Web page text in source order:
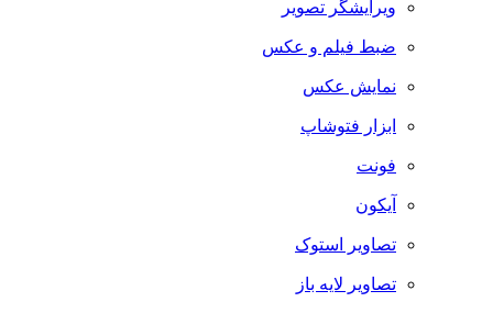
ویرایشگر تصویر
ضبط فيلم و عكس
نمایش عکس
ابزار فتوشاپ
فونت
آیکون
تصاویر استوک
تصاویر لایه باز